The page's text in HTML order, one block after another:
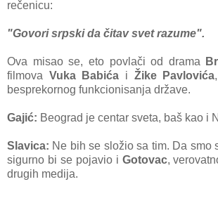
rečenicu:
"Govori srpski da čitav svet razume".
Ova misao se, eto povlači od drama
filmova Vuka Babića i Žike Pavlovića
besprekornog funkcionisanja države.
Gajić: Beograd je centar sveta, baš kao i
Slavica: Ne bih se složio sa tim. Da smo
sigurno bi se pojavio i Gotovac,
drugih medija.